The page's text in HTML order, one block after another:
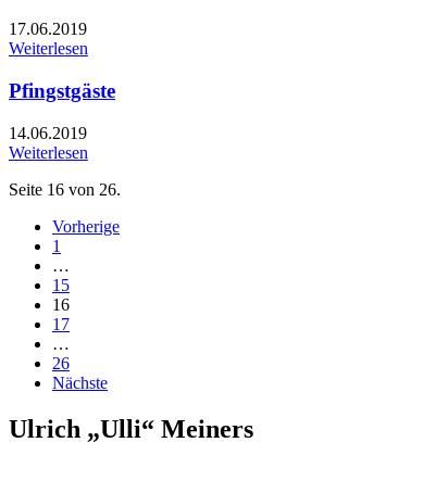
17.06.2019
Weiterlesen
Pfingstgäste
14.06.2019
Weiterlesen
Seite 16 von 26.
Vorherige
1
…
15
16
17
…
26
Nächste
Ulrich „Ulli“ Meiners